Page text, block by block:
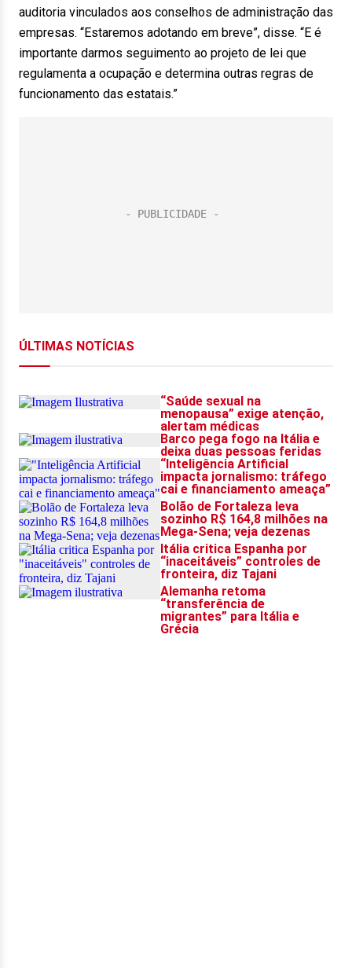
auditoria vinculados aos conselhos de administração das
empresas. “Estaremos adotando em breve”, disse. “E é
importante darmos seguimento ao projeto de lei que
regulamenta a ocupação e determina outras regras de
funcionamento das estatais.”